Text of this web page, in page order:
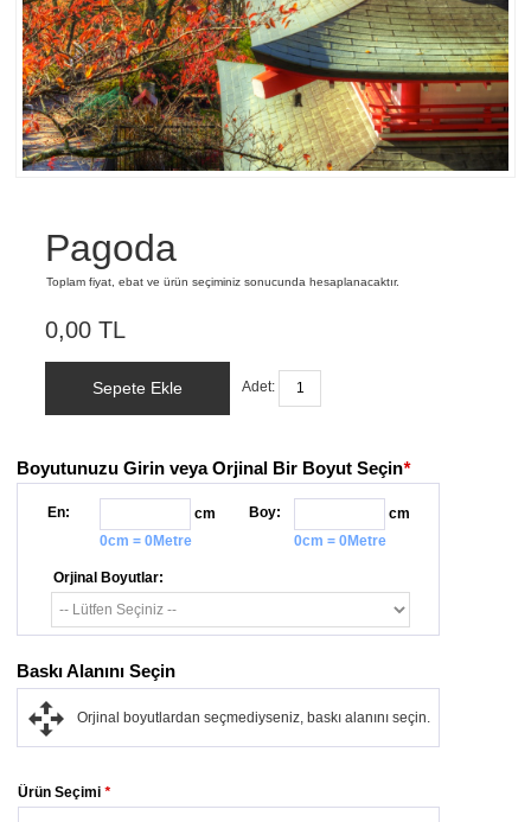
Pagoda
Toplam fiyat, ebat ve ürün seçiminiz sonucunda hesaplanacaktır.
0,00 TL
Sepete Ekle Adet:
Boyutunuzu Girin veya Orjinal Bir Boyut Seçin*
En:
cm
0cm = 0Metre
Boy:
cm
0cm = 0Metre
Orjinal Boyutlar:
*
Ürün Seçimi
Baskı Alanını Seçin
Orjinal boyutlardan seçmediyseniz, baskı alanını seçin.